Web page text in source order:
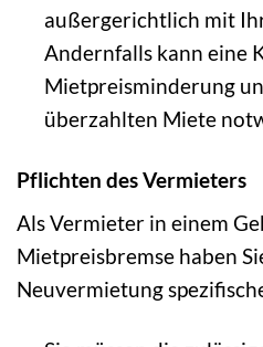
außergerichtlich mit
Andernfalls kann eine
Mietpreisminderung
überzahlten Miete
Pflichten des Vermieters
Als Vermieter in einem
Mietpreisbremse haben
Neuvermietung